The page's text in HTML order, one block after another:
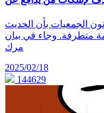
الجمعيات بأن الحديث
متطرفة. وجاء في بيان
مرك
2025/02/18
144629